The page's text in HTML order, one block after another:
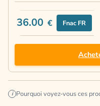
36.00 € Fnac FR
i Pourquoi voyez-vous ces